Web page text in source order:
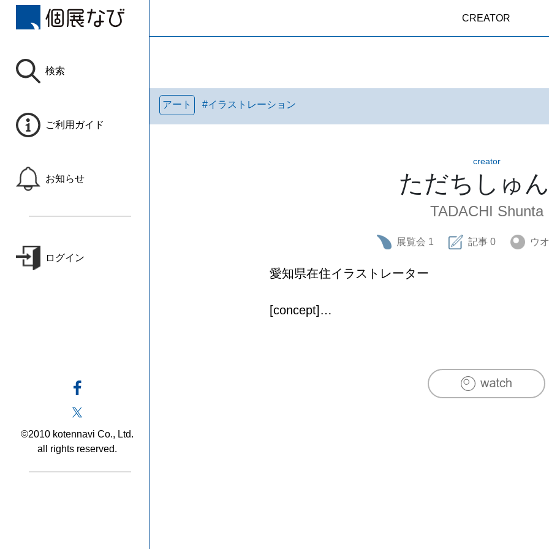
検索
ご利用ガイド
お知らせ
ログイン
©2010 kotennavi Co., Ltd.
all rights reserved.
CREATOR
アート #イラストレーション
creator
ただちしゅ
TADACHI Shunta
展覧会 1 記事 0 ウ
愛知県在住イラストレーター
[concept]